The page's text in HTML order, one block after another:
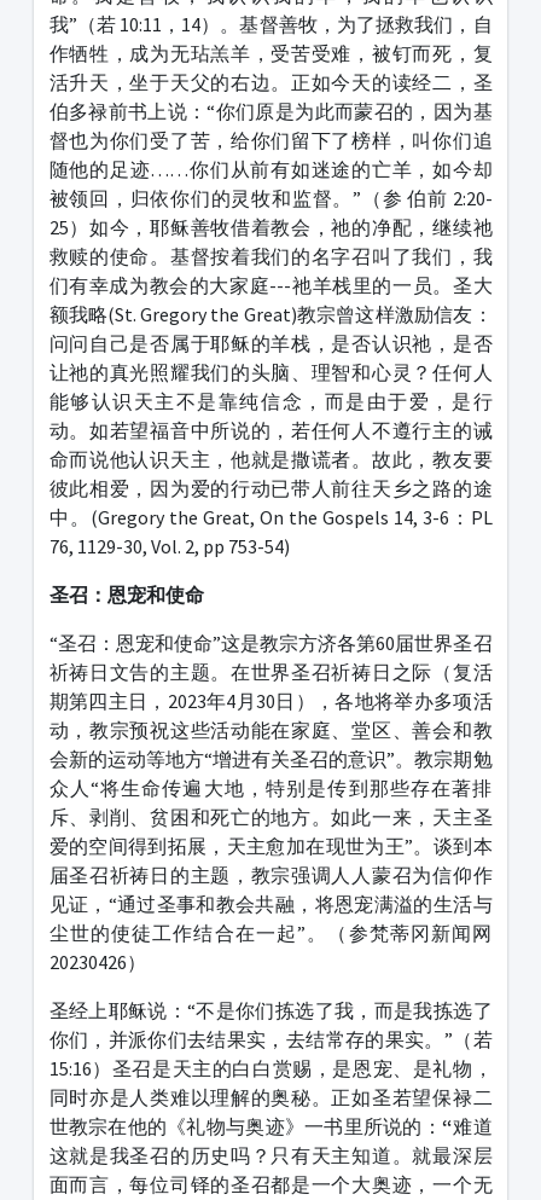
我”（若 10:11，14）。基督善牧，为了拯救我们，自
作牺牲，成为无玷羔羊，受苦受难，被钉而死，复
活升天，坐于天父的右边。正如今天的读经二，圣
伯多禄前书上说：“你们原是为此而蒙召的，因为基
督也为你们受了苦，给你们留下了榜样，叫你们追
随他的足迹……你们从前有如迷途的亡羊，如今却
被领回，归依你们的灵牧和监督。”（参 伯前 2:20-
25）如今，耶稣善牧借着教会，祂的净配，继续祂
救赎的使命。基督按着我们的名字召叫了我们，我
们有幸成为教会的大家庭---祂羊栈里的一员。圣大
额我略(St. Gregory the Great)教宗曾这样激励信友：
问问自己是否属于耶稣的羊栈，是否认识祂，是否
让祂的真光照耀我们的头脑、理智和心灵？任何人
能够认识天主不是靠纯信念，而是由于爱，是行
动。如若望福音中所说的，若任何人不遵行主的诫
命而说他认识天主，他就是撒谎者。故此，教友要
彼此相爱，因为爱的行动已带人前往天乡之路的途
中。(Gregory the Great, On the Gospels 14, 3-6：PL
76, 1129-30, Vol. 2, pp 753-54)
圣召：恩宠和使命
“圣召：恩宠和使命”这是教宗方济各第60届世界圣召
祈祷日文告的主题。在世界圣召祈祷日之际（复活
期第四主日，2023年4月30日），各地将举办多项活
动，教宗预祝这些活动能在家庭、堂区、善会和教
会新的运动等地方“增进有关圣召的意识”。教宗期勉
众人“将生命传遍大地，特别是传到那些存在著排
斥、剥削、贫困和死亡的地方。如此一来，天主圣
爱的空间得到拓展，天主愈加在现世为王”。谈到本
届圣召祈祷日的主题，教宗强调人人蒙召为信仰作
见证，“通过圣事和教会共融，将恩宠满溢的生活与
尘世的使徒工作结合在一起”。（参梵蒂冈新闻网
20230426）
圣经上耶稣说：“不是你们拣选了我，而是我拣选了
你们，并派你们去结果实，去结常存的果实。”（若
15:16）圣召是天主的白白赏赐，是恩宠、是礼物，
同时亦是人类难以理解的奥秘。正如圣若望保禄二
世教宗在他的《礼物与奥迹》一书里所说的： “难道
这就是我圣召的历史吗？只有天主知道。就最深层
面而言，每位司铎的圣召都是一个大奥迹，一个无